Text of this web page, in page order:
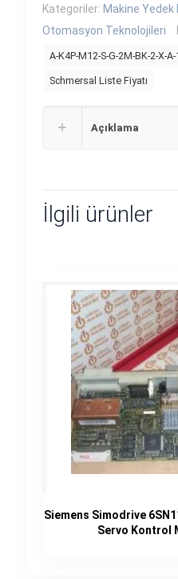
Kategoriler: Makine Yedek
Otomasyon Teknolojileri
A-K4P-M12-S-G-2M-BK-2-X-A-
Schmersal Liste Fiyatı
Açıklama
İlgili ürünler
Siemens Simodrive
Servo Kontrol